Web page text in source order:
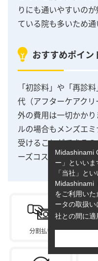
りにも通いやすいの
ている院も多いため通
おすすめポイン
「初診料」や「再診
代（アフターケアク
外の費用は一切かか
ルの場合もメンズエ
受けることができる
ーズコスメやスキン
分割払い 駅
Midashinami
ー」といい
「当社」と
Midashinami
をご利用い
ータの取扱
社との間に適